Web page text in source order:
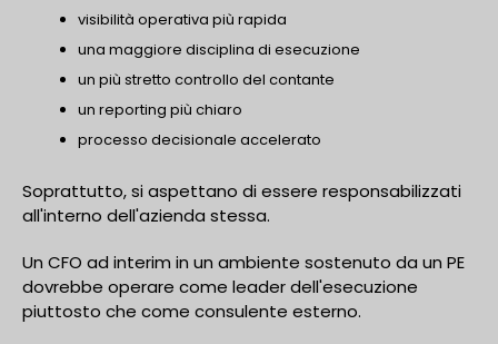
visibilità operativa più rapida
una maggiore disciplina di esecuzione
un più stretto controllo del contante
un reporting più chiaro
processo decisionale accelerato
Soprattutto, si aspettano di essere responsabilizzati
all'interno dell'azienda stessa.
Un CFO ad interim in un ambiente sostenuto da un PE
dovrebbe operare come leader dell'esecuzione
piuttosto che come consulente esterno.